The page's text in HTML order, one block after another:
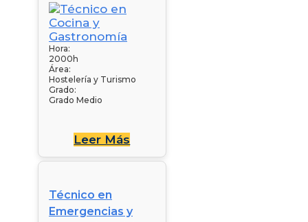
Hora:
2000h
Área:
Hostelería y Turismo
Grado:
Grado Medio
Leer Más
Técnico en
Emergencias y